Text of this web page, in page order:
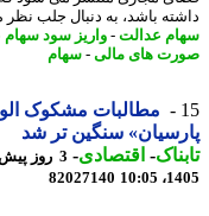
باشد، به دنبال جلب نظر
عدالت-واریز سود سهام
های مالی-سهام
مطالبات مشکوک
سنگین تر شد
-اقتصادی-
82027140